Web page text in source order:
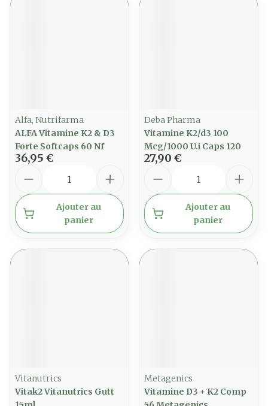
Alfa, Nutrifarma
ALFA Vitamine K2 & D3
Forte Softcaps 60 Nf
36,95 €
Ajouter au
panier
Deba Pharma
Vitamine K2/d3 100
Mcg/1000 U.i Caps 120
27,90 €
Ajouter au
panier
Vitanutrics
Vitak2 Vitanutrics Gutt
Metagenics
Vitamine D3 + K2 Comp